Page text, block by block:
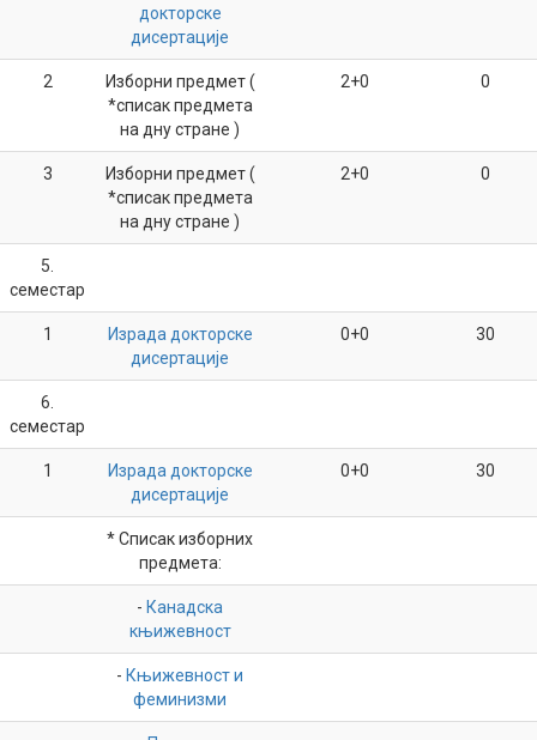
докторске
дисертације
2
Изборни предмет (
*списак предмета
на дну стране )
2+0 0
3
Изборни предмет (
*списак предмета
на дну стране )
2+0 0
5.
семестар
1
Израда докторске
дисертације
0+0 30
6.
семестар
1
Израда докторске
дисертације
0+0 30
* Списак изборних
предмета:
- Канадска
књижевност
- Књижевност и
феминизми